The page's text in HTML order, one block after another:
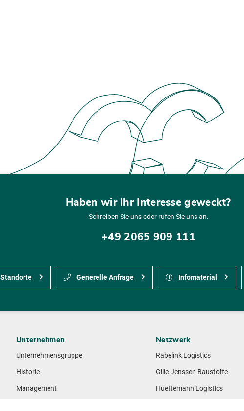
Haben wir Ihr Interesse geweckt?
Schreiben Sie uns oder rufen Sie uns an.
+49 2065 909 111
Standorte Generelle Anfrage Infomaterial
Unternehmen
Unternehmensgruppe
Historie
Management
Netzwerk
Rabelink Logistics
Gille-Jenssen Baustoffe
Huettemann Logistics